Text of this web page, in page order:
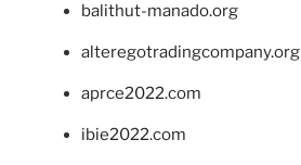
balithut-manado.org
alteregotradingcompany.org
aprce2022.com
ibie2022.com